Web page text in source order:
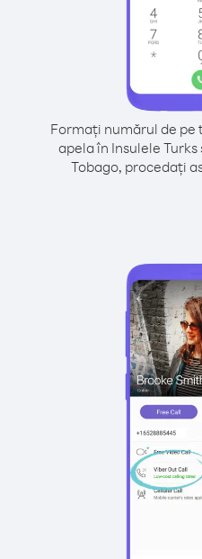
Formați numărul de pe
apela în Insulele Turks
Tobago, procedați